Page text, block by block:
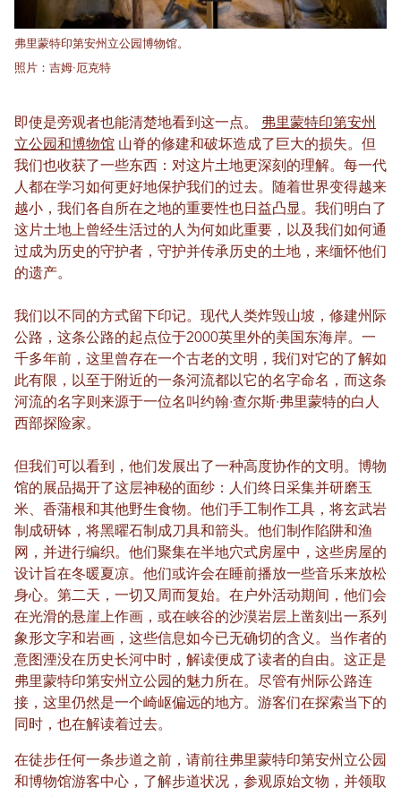
弗里蒙特印第安州立公园博物馆。
照片：吉姆·厄克特
即使是旁观者也能清楚地看到这一点。 弗里蒙特印第安州
立公园和博物馆 山脊的修建和破坏造成了巨大的损失。但
我们也收获了一些东西：对这片土地更深刻的理解。每一代
人都在学习如何更好地保护我们的过去。随着世界变得越来
越小，我们各自所在之地的重要性也日益凸显。我们明白了
这片土地上曾经生活过的人为何如此重要，以及我们如何通
过成为历史的守护者，守护并传承历史的土地，来缅怀他们
的遗产。
我们以不同的方式留下印记。现代人类炸毁山坡，修建州际
公路，这条公路的起点位于2000英里外的美国东海岸。一
千多年前，这里曾存在一个古老的文明，我们对它的了解如
此有限，以至于附近的一条河流都以它的名字命名，而这条
河流的名字则来源于一位名叫约翰·查尔斯·弗里蒙特的白人
西部探险家。
但我们可以看到，他们发展出了一种高度协作的文明。博物
馆的展品揭开了这层神秘的面纱：人们终日采集并研磨玉
米、香蒲根和其他野生食物。他们手工制作工具，将玄武岩
制成研钵，将黑曜石制成刀具和箭头。他们制作陷阱和渔
网，并进行编织。他们聚集在半地穴式房屋中，这些房屋的
设计旨在冬暖夏凉。他们或许会在睡前播放一些音乐来放松
身心。第二天，一切又周而复始。在户外活动期间，他们会
在光滑的悬崖上作画，或在峡谷的沙漠岩层上凿刻出一系列
象形文字和岩画，这些信息如今已无确切的含义。当作者的
意图湮没在历史长河中时，解读便成了读者的自由。这正是
弗里蒙特印第安州立公园的魅力所在。尽管有州际公路连
接，这里仍然是一个崎岖偏远的地方。游客们在探索当下的
同时，也在解读着过去。
在徒步任何一条步道之前，请前往弗里蒙特印第安州立公园
和博物馆游客中心，了解步道状况，参观原始文物，并领取